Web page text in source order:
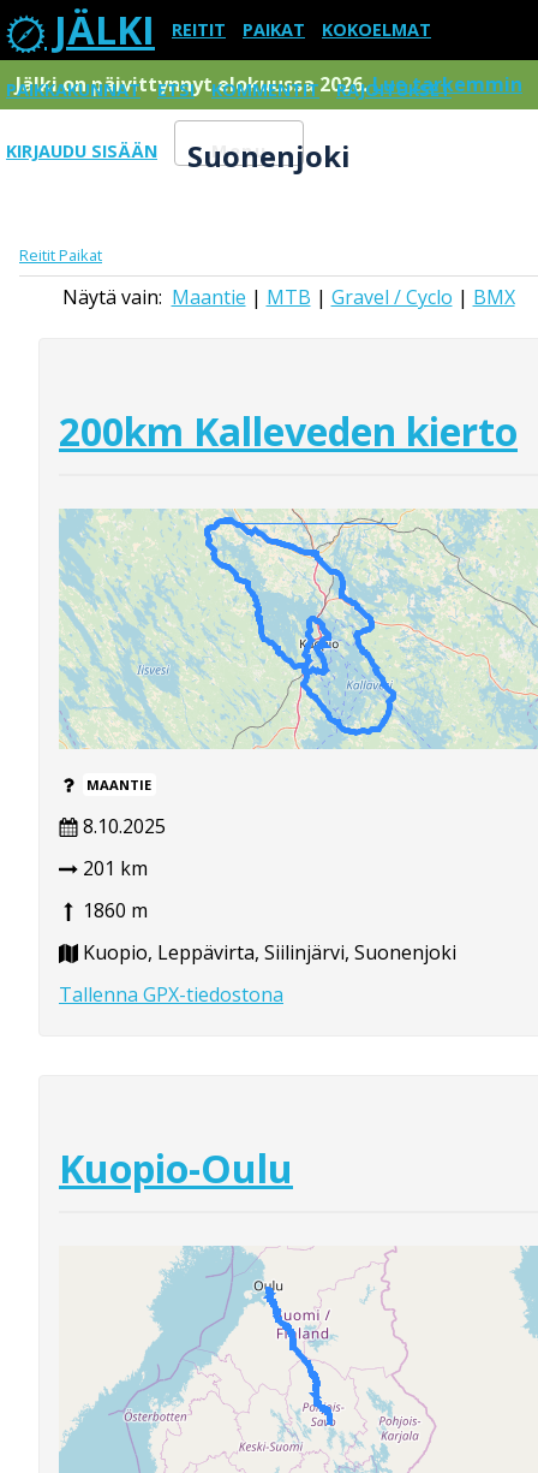
JÄLKI REITIT PAIKAT KOKOELMAT
PAIKKAKUNNAT ETSI KOMMENTIT RAJOITUKSET
KIRJAUDU SISÄÄN Menu
Jälki on päivittynnyt elokuussa 2026.Lue tarkemmin
Suonenjoki
ReititPaikat
Näytä vain: Maantie | MTB | Gravel / Cyclo | BMX
200km Kalleveden kierto
MAANTIE
8.10.2025
201 km
1860 m
Kuopio, Leppävirta, Siilinjärvi, Suonenjoki
Tallenna GPX-tiedostona
Kuopio-Oulu